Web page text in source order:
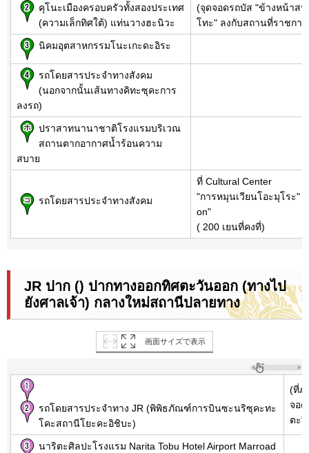
คุโนะเมืองครอบครัวทั้งสองประเทศ
(ความเล็กทิศใต้) แท่นวางฮะนิวะ
(จุดจอดรถบัส "ข้างหน้าส
โทะ" ลงกับสถานที่ราชกา
นิคมอุตสาหกรรมโนะเกะดะอิระ
รถโดยสารประจำทางสังคม
(นอกจากนั้นเส้นทางคิทะซุคะการ
ลงรถ)
ปราสาทนานาชาติโรงแรมบริเวณ
สถานตากอากาศน้ำร้อนความ
สบาย
รถโดยสารประจำทางสังคม
ที่ Cultural Center
"การหมุนเวียนโอะมุโระ" "
on"
( 200 เยนที่คงที่)
JR ปาก () ปากทางออกทิศตะวันออก (ทางไป
ยังศาลเจ้า) กลางใหม่สถานีปลายทาง
画面サイズで表示
รถโดยสารประจำทาง JR (พิพิธภัณฑ์การบินซะนริซุคะทะ
โคะสถานีโยะคะอิชิบะ)
(ที่ภู
จอด
ตะ"
นาริตะศิลปะโรงแรม Narita Tobu Hotel Airport Marroad